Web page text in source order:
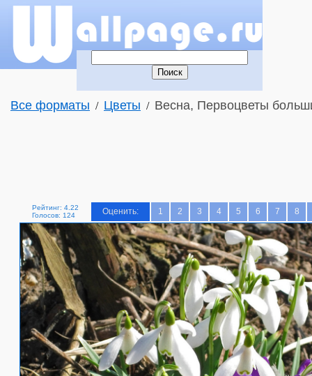
Все форматы / Цветы / Весна, Первоцветы
Рейтинг: 4.22
Голосов: 124
Оценить: 1 2 3 4 5 6 7 8